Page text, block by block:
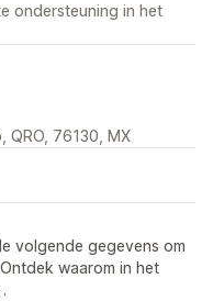
ondersteuning in het
QRO, 76130, MX
volgende gegevens om
waarom in het
.